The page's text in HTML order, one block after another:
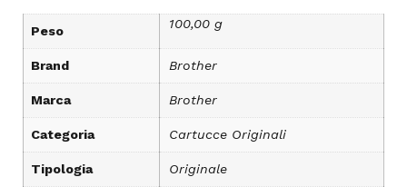
Peso 100,00 g
Brand Brother
Marca Brother
Categoria Cartucce Originali
Tipologia Originale